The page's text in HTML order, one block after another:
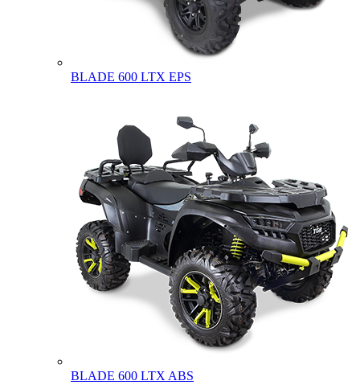
BLADE 600 LTX EPS
BLADE 600 LTX ABS